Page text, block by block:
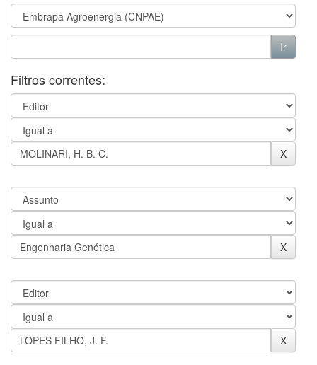
Filtros correntes: